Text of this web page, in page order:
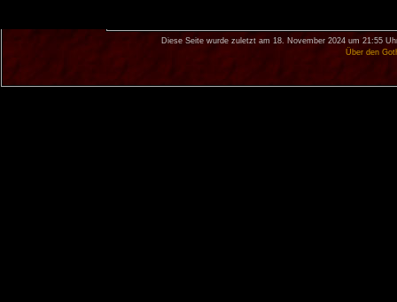
Diese Seite wurde zuletzt am 18. November 2024 um 21:55
Über den